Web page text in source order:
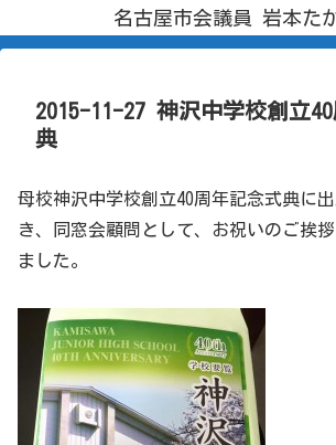
名古屋市会議員 岩本た
2015-11-27 神沢中学校創立
典
母校神沢中学校創立40周年記念式典に
き、同窓会顧問として、お祝いのご挨
ました。